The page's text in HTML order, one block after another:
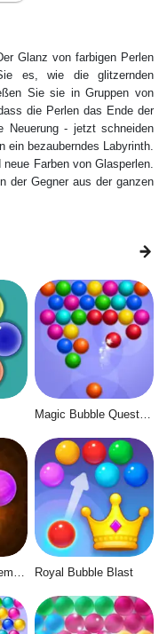
Glanz von farbigen Perlen
es, wie die glitzernden
Sie sie in Gruppen von
die Perlen das Ende der
Neuerung - jetzt schneiden
ein bezauberndes Labyrinth.
Farben von Glasperlen.
der Gegner aus der ganzen
Magic Bubble Quest: Classic
Bubble Shooter Temple Jewels Royal Bubble Blast